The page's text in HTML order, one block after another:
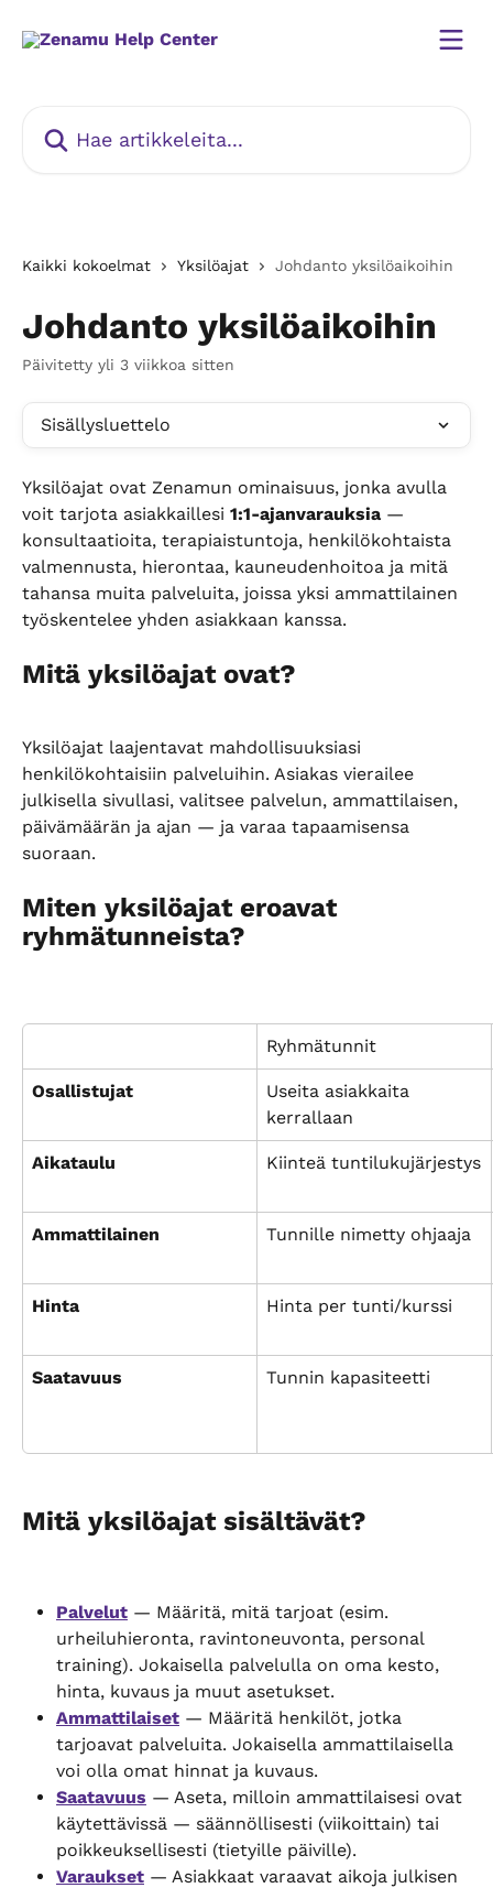
Kaikki kokoelmat Yksilöajat Johdanto yksilöaikoihin
Johdanto yksilöaikoihin
Päivitetty yli 3 viikkoa sitten
Sisällysluettelo
Yksilöajat ovat Zenamun ominaisuus, jonka avulla
voit tarjota asiakkaillesi 1:1-ajanvarauksia —
konsultaatioita, terapiaistuntoja, henkilökohtaista
valmennusta, hierontaa, kauneudenhoitoa ja mitä
tahansa muita palveluita, joissa yksi ammattilainen
työskentelee yhden asiakkaan kanssa.
Mitä yksilöajat ovat?
Yksilöajat laajentavat mahdollisuuksiasi
henkilökohtaisiin palveluihin. Asiakas vierailee
julkisella sivullasi, valitsee palvelun, ammattilaisen,
päivämäärän ja ajan — ja varaa tapaamisensa
suoraan.
Miten yksilöajat eroavat
ryhmätunneista?
Ryhmätunnit
Osallistujat
Useita asiakkaita
kerrallaan
Aikataulu Kiinteä tuntilukujärjestys
Ammattilainen Tunnille nimetty ohjaaja
Hinta Hinta per tunti/kurssi
Saatavuus Tunnin kapasiteetti
Mitä yksilöajat sisältävät?
Palvelut — Määritä, mitä tarjoat (esim.
urheiluhieronta, ravintoneuvonta, personal
training). Jokaisella palvelulla on oma kesto,
hinta, kuvaus ja muut asetukset.
Ammattilaiset — Määritä henkilöt, jotka
tarjoavat palveluita. Jokaisella ammattilaisella
voi olla omat hinnat ja kuvaus.
Saatavuus — Aseta, milloin ammattilaisesi ovat
käytettävissä — säännöllisesti (viikoittain) tai
poikkeuksellisesti (tietyille päiville).
Varaukset — Asiakkaat varaavat aikoja julkisen